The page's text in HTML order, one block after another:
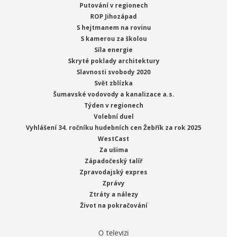
Putování v regionech
ROP Jihozápad
S hejtmanem na rovinu
S kamerou za školou
Síla energie
Skryté poklady architektury
Slavnosti svobody 2020
Svět zblízka
Šumavské vodovody a kanalizace a.s.
Týden v regionech
Volební duel
Vyhlášení 34. ročníku hudebních cen Žebřík za rok 2025
WestCast
Za ušima
Západočeský talíř
Zpravodajský expres
Zprávy
Ztráty a nálezy
Život na pokračování
O televizi